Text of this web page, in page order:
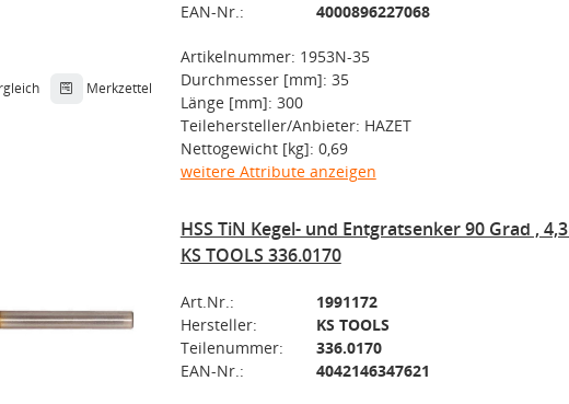
Merkzettel
EAN-Nr.:
4000896227068
Artikelnummer: 1953N-35
Durchmesser [mm]: 35
Länge [mm]: 300
Teilehersteller/Anbieter: HAZET
Nettogewicht [kg]: 0,69
weitere Attribute anzeigen
HSS TiN Kegel- und Entgratsenker 90 Grad ,
KS TOOLS 336.0170
Art.Nr.:
1991172
Hersteller:
KS TOOLS
Teilenummer:
336.0170
EAN-Nr.:
4042146347621